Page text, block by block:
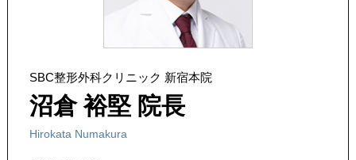
SBC整形外科クリニック 新宿本院
沼倉 裕堅 院長
Hirokata Numakura